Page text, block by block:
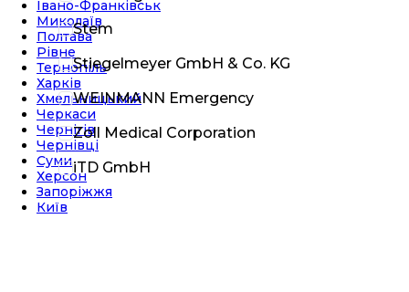
Stem
Stiegelmeyer GmbH & Co. KG
WEINMANN Emergency
Zoll Medical Corporation
iTD GmbH
Івано-Франківськ
Миколаїв
Полтава
Рівне
Тернопіль
Харків
Хмельницький
Черкаси
Чернігів
Чернівці
Суми
Херсон
Запоріжжя
Київ